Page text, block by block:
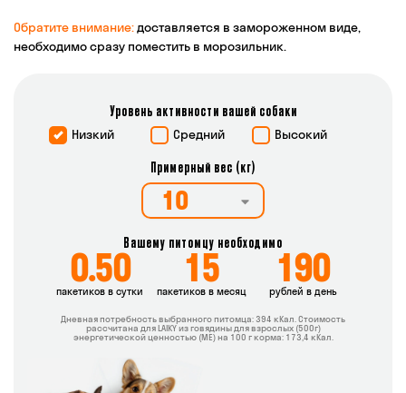
Обратите внимание:доставляется в замороженном виде,
необходимо сразу поместить в морозильник.
Уровень активности вашей собаки
Низкий Средний Высокий
Примерный вес (кг)
Вашему питомцу необходимо
0.50
пакетиков в сутки 15
пакетиков в месяц 190
рублей в день
Дневная потребность выбранного питомца:394 кКал. Стоимость
расcчитана для LAIKY из говядины для взрослых (500г)
энергетической ценностью (ME) на 100 г корма: 173,4 кКал.